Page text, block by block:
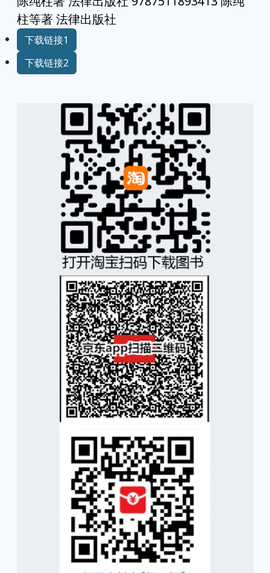
柱等著 法律出版社
下载链接1
下载链接2